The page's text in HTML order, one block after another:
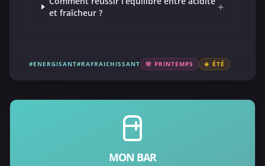
et fraîcheur ?
+
#ENERGISANT#RAFRAICHISSANT 🌸 PRINTEMPS ☀️ ÉTÉ
MON BAR